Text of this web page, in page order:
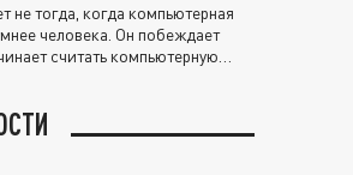
тогда, когда компьютерная
человека. Он побеждает
считать компьютерную